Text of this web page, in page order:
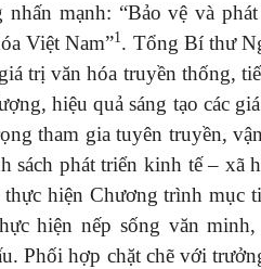
mạnh: “Bảo vệ và
Việt Nam”1. Tổng Bí thư
trị văn hóa truyền thống,
hiệu quả sáng tạo các
tham gia tuyên truyền,
sách phát triển kinh tế – xã
hiện Chương trình mục
hiện nếp sống văn
Phối hợp chặt chẽ với